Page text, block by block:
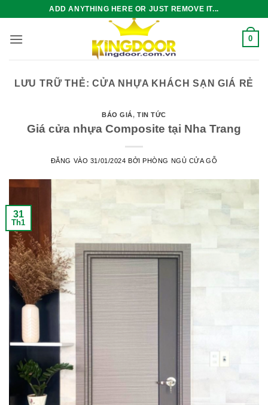
nội
ADD ANYTHING HERE OR JUST REMOVE IT...
0
LƯU TRỮ THẺ:CỬA NHỰA KHÁCH SẠN GIÁ RẺ
BÁO GIÁ,TIN TỨC
Giá cửa nhựa Composite tại Nha Trang
ĐĂNG VÀO 31/01/2024 BỞIPHÒNG NGỦ CỬA GỖ
31
Th1